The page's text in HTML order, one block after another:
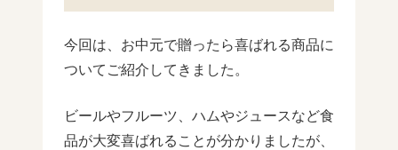
今回は、お中元で贈ったら喜ばれる商品に
ついてご紹介してきました。
ビールやフルーツ、ハムやジュースなど食
品が大変喜ばれることが分かりましたが、